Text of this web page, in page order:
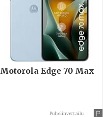
Motorola Edge 70 Max
Puhelinvertailu